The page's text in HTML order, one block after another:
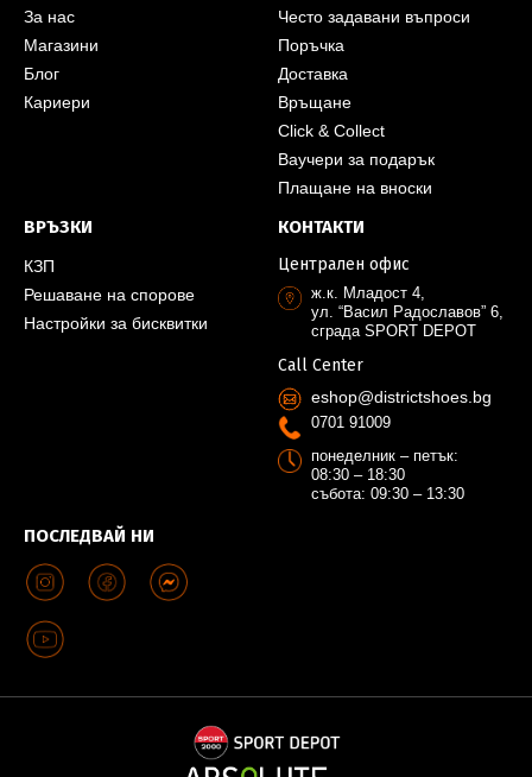
За нас
Магазини
Блог
Кариери
Често задавани въпроси
Поръчка
Доставка
Връщане
Click & Collect
Ваучери за подарък
Плащане на вноски
ВРЪЗКИ
КЗП
Решаване на спорове
Настройки за бисквитки
ПОСЛЕДВАЙ НИ
КОНТАКТИ
Централен офис
ж.к. Младост 4,
ул. “Васил Радославов” 6,
сграда SPORT DEPOT
Call Center
eshop@districtshoes.bg
0701 91009
понеделник – петък:
08:30 – 18:30
събота: 09:30 – 13:30